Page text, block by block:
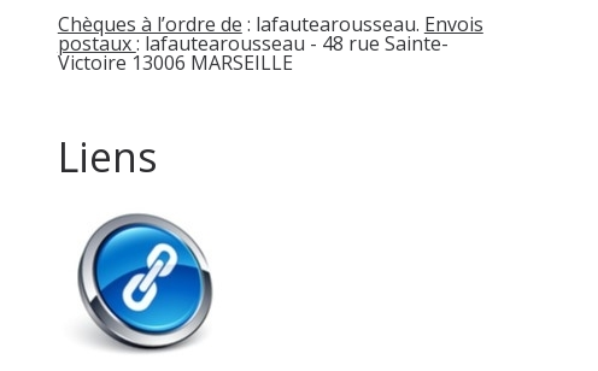
Chèques à l’ordre de : lafautearousseau. Envois
postaux: lafautearousseau - 48 rue Sainte-
Victoire 13006 MARSEILLE
Liens